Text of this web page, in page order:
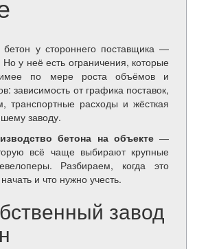
бетон у стороннего поставщика —
у неё есть ограничения, которые
по мере роста объёмов и
зависимость от графика поставок,
транспортные расходы и жёсткая
заводу.
бетона на объекте—
всё чаще выбирают крупные
Разбираем, когда это
и что нужно учесть.
завод